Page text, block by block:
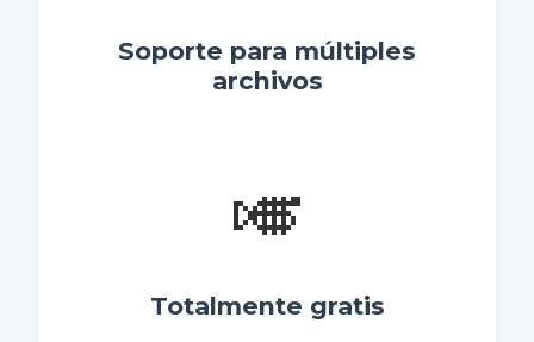
Soporte para múltiples
archivos
🎺
Totalmente gratis